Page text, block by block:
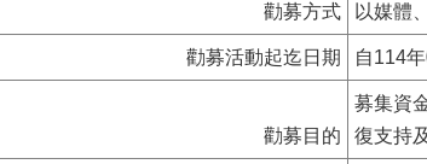
勸募方式 以媒體
勸募活動起迄日期 自114
勸募目的
募集資
復支持